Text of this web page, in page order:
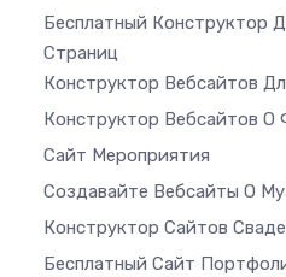
Бесплатный Конструктор
Страниц
Конструктор Вебсайтов
Конструктор Вебсайтов О
Сайт Мероприятия
Создавайте Вебсайты О
Конструктор Сайтов
Бесплатный Сайт